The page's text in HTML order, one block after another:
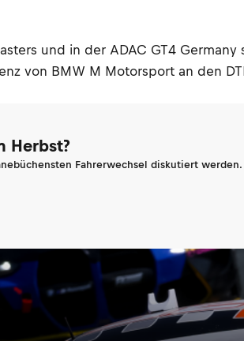
und in der ADAC GT4
von BMW M Motorsport an den
Herbst?
Fahrerwechsel diskutiert